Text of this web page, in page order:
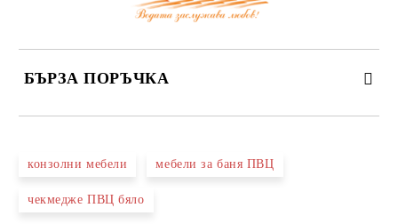
БЪРЗА ПОРЪЧКА
конзолни мебели мебели за баня ПВЦ
чекмедже ПВЦ бяло